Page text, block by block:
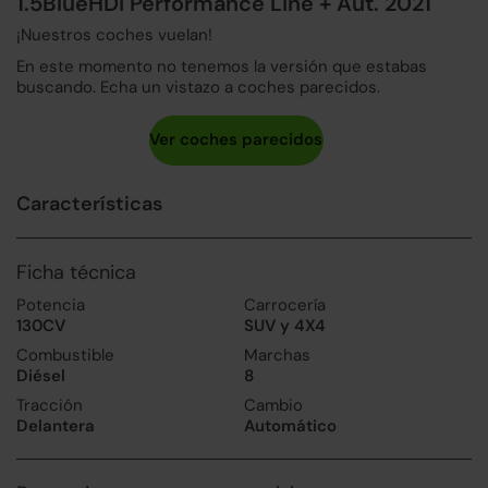
¡Nuestros coches vuelan!
En este momento no tenemos la versión que estabas
buscando. Echa un vistazo a coches parecidos.
Características
Ficha técnica
Potencia
130CV
Carrocería
SUV y 4X4
Combustible
Diésel
Marchas
8
Tracción
Delantera
Cambio
Automático